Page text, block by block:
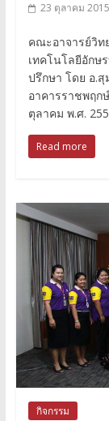
23 ตุลาคม 2015
คณะอาจารย์วิท
เทคโนโลยีอักษ
ปรึกษา โดย อ.
อาคารราชพฤก
ตุลาคม พ.ศ.
Read more
กิจกรรม